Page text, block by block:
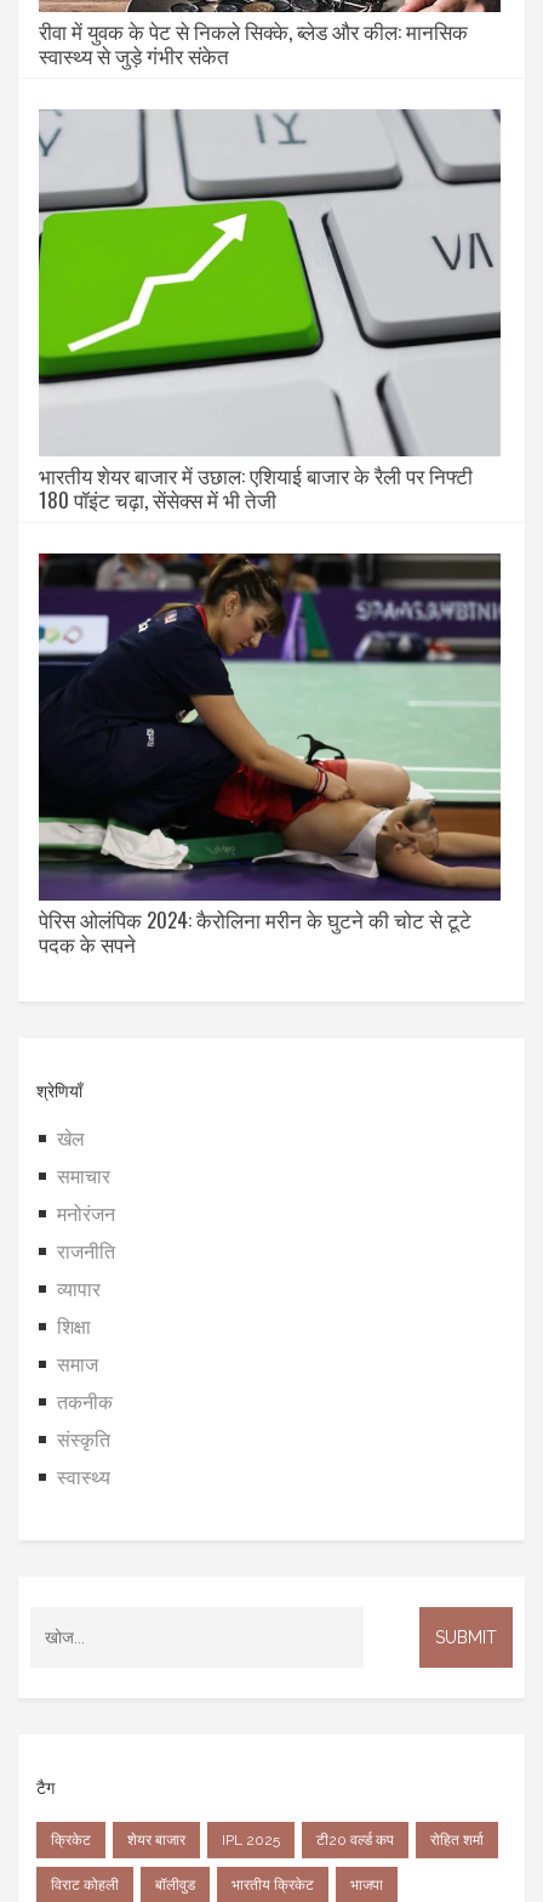
रीवा में युवक के पेट से निकले सिक्के, ब्लेड और कील: मानसिक
स्वास्थ्य से जुड़े गंभीर संकेत
भारतीय शेयर बाजार में उछाल: एशियाई बाजार के रैली पर निफ्टी
180 पॉइंट चढ़ा, सेंसेक्स में भी तेजी
पेरिस ओलंपिक 2024: कैरोलिना मरीन के घुटने की चोट से टूटे
पदक के सपने
श्रेणियाँ
खेल
समाचार
मनोरंजन
राजनीति
व्यापार
शिक्षा
समाज
तकनीक
संस्कृति
स्वास्थ्य
टैग
क्रिकेट शेयर बाजार IPL 2025 टी20 वर्ल्ड कप रोहित शर्मा
विराट कोहली बॉलीवुड भारतीय क्रिकेट भाजपा